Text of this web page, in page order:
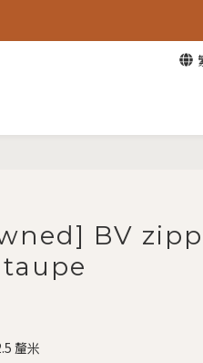
BV
釐米